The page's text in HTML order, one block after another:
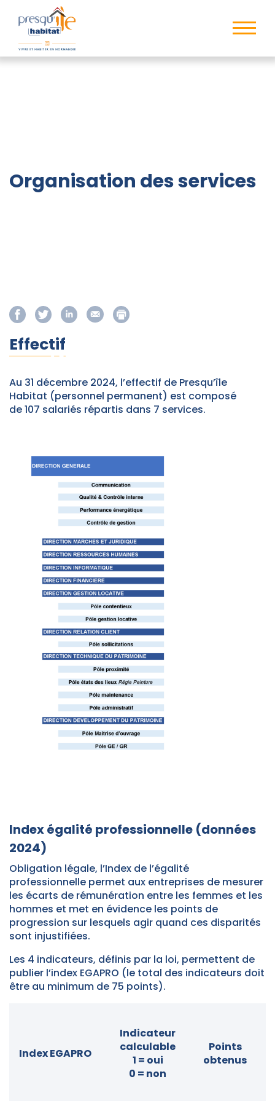
Organisation des services
Effectif
Au 31 décembre 2024, l’effectif de Presqu’île
Habitat (personnel permanent) est composé
de 107 salariés répartis dans 7 services.
Index égalité professionnelle (données
2024)
Obligation légale, l’Index de l’égalité
professionnelle permet aux entreprises de mesurer
les écarts de rémunération entre les femmes et les
hommes et met en évidence les points de
progression sur lesquels agir quand ces disparités
sont injustifiées.
Les 4 indicateurs, définis par la loi, permettent de
publier l’index EGAPRO (le total des indicateurs doit
être au minimum de 75 points).
Index EGAPRO
Indicateur
calculable
1 = oui
0 = non
Points
obtenus